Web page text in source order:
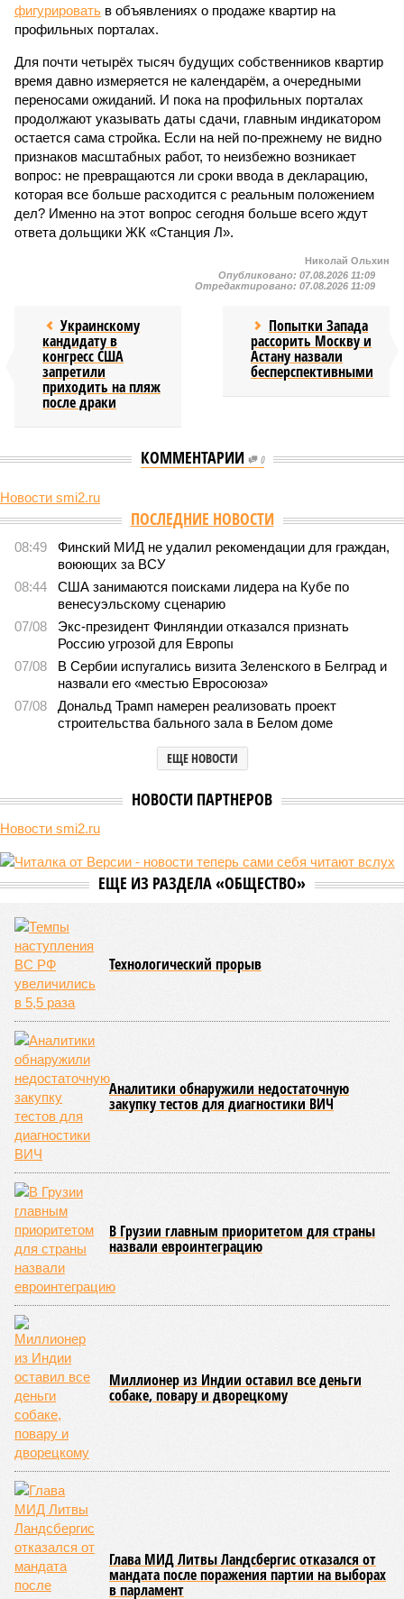
фигурировать в объявлениях о продаже квартир на
профильных порталах.
Для почти четырёх тысяч будущих собственников квартир
время давно измеряется не календарём, а очередными
переносами ожиданий. И пока на профильных порталах
продолжают указывать даты сдачи, главным индикатором
остается сама стройка. Если на ней по-прежнему не видно
признаков масштабных работ, то неизбежно возникает
вопрос: не превращаются ли сроки ввода в декларацию,
которая все больше расходится с реальным положением
дел? Именно на этот вопрос сегодня больше всего ждут
ответа дольщики ЖК «Станция Л».
Николай Ольхин
Опубликовано: 07.08.2026 11:09
Отредактировано: 07.08.2026 11:09
Украинскому
кандидату в
конгресс США
запретили
приходить на пляж
после драки
Попытки Запада
рассорить Москву и
Астану назвали
бесперспективными
КОММЕНТАРИИ 0
Новости smi2.ru
Земля уже не раз показывала человечеству свой
крутой нрав – когда покажет снова?
Земля уже не раз показывала человечеству свой крутой
нрав – когда покажет снова?
771
Последние времена
Земля уже не раз показывала человечеству свой крутой нрав – когда
покажет снова? (фото: АР-ТАСС)
она стремится всё на планете держать в балансе, человечество
не особенно церемонится с окружающей средой. Самые
ждут нас со дня на день и чем грозят?
Стивена Кинга
, в котором описывались
последствия очередного апокалипсиса, искусственно
вызванного группой биологов, называется «Конец всей
этой мерзости». В реальной жизни участия пытливых
исследователей в организации конца света может не
понадобиться: природа сама разберётся, как и где
уменьшить масштабы человеческой популяции.
(фото: en.wikipedia.org)
Да, наша любимая маленькая планета может быть
единственной, где в пределах Солнечной системы есть
полноценная жизнь, но Земля также регулярно пытается
эту жизнь уничтожить. Так уж вышло, что внутренние
геологические, метеорологические и физические явления,
которые для человека довольно опасны. Или попросту
смертельны. И вот несколько тому примеров.
Все стихии сразу
Около 100 лет назад в Поднебесной приключилось то, что
у нас назвали бы тридцатью тремя несчастьями. Страну
последовательно поразили: многолетняя засуха, страшный
паводок, невероятные ливни. Несколько миллионов
человек не пережили этот разгул стихий. Вот что тогда
приключилось.
Зима 1931 года выдалась в Китае чрезвычайно
продолжительной и суровой. Снега образовалось огромное
количество – казалось бы, хороший знак после периода
великой суши, продолжавшегося с 1928-го. Но всё
обратилось катастрофой. Снег растаял, устремился в реки,
начался небывалый паводок, быстро обернувшийся
страшным наводнением, которое обильные весенние ливни
только усугубили. К июню всё это преобразовалось в
массовый потоп, в июле же Китай в дополнение накрыло